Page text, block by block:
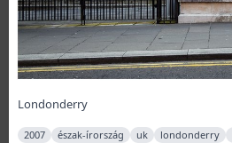
Londonderry
2007 észak-írország uk londonderry